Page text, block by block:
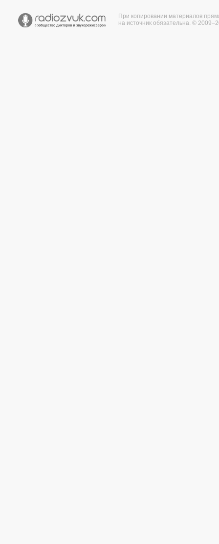
При копировании материалов
на источник обязательна. ©